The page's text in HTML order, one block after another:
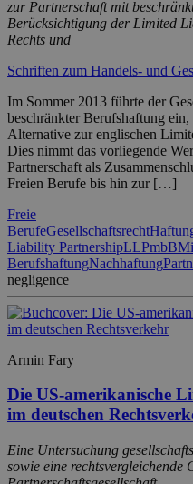
zur Partnerschaft mit
Berücksichtigung der Limited
Rechts und
Schriften zum Handels- und
Im Sommer 2013 führte der
beschränkter Berufshaftung
Alternative zur englischen
Dies nimmt das vorliegende
Partnerschaft als
Freien Berufe bis hin zur […]
Freie
BerufeGesellschaftsrecht
Liability PartnershipLLPmbB
BerufshaftungNachhaftung
negligence
Armin Fary
Die US-amerikanische
im deutschen
Eine Untersuchung
sowie eine rechtsvergleichende